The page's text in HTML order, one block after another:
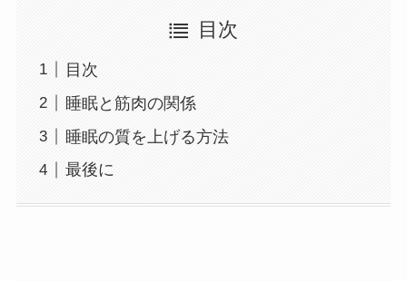
目次
目次
睡眠と筋肉の関係
睡眠の質を上げる方法
最後に